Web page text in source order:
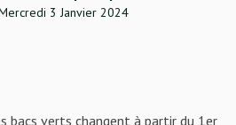
3 Janvier 2024
bacs verts changent à partir du 1er